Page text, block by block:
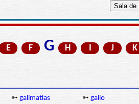
E F G H I J K
➳ galimatías ➳ galio